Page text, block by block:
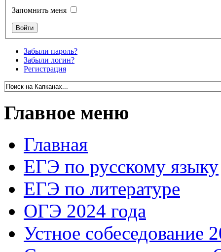
Запомнить меня
Забыли пароль?
Забыли логин?
Регистрация
Главное меню
Главная
ЕГЭ по русскому языку
ЕГЭ по литературе
ОГЭ 2024 года
Устное собеседование